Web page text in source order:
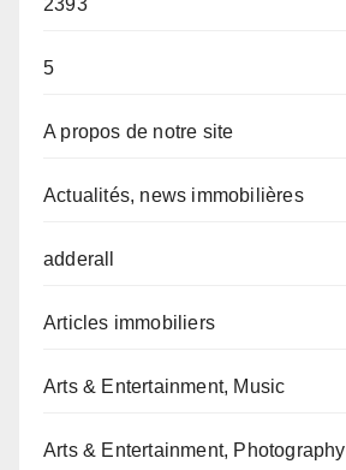
2393
5
A propos de notre site
Actualités, news immobilières
adderall
Articles immobiliers
Arts & Entertainment, Music
Arts & Entertainment, Photography